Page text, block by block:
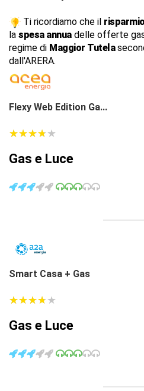
Ti ricordiamo che il risparmio
la spesa annuadelle offerte gas
regime di Maggior Tutela
dall'ARERA.
Flexy Web Edition Ga...
★★★★★
★★★★★
Gas e Luce
Smart Casa + Gas
★★★★★
★★★★★
Gas e Luce